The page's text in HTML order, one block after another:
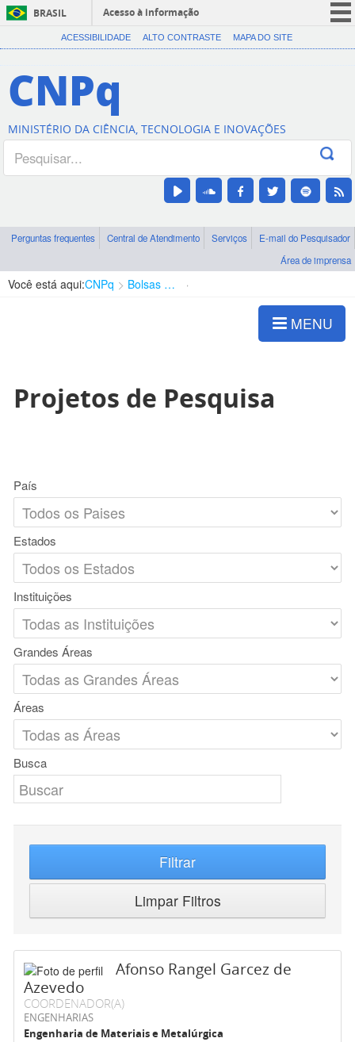
BRASIL
Acesso à informação
CORONAVÍRUS (COVID-19)
Canais
ACESSIBILIDADE ALTO CONTRASTE MAPA DO SITE
CNPq
MINISTÉRIO DA CIÊNCIA, TECNOLOGIA E INOVAÇÕES
Perguntas frequentes Central de Atendimento Serviços
E-mail do Pesquisador
Área de imprensa
Você está aqui:CNPq Bolsas e Auxílios Vigentes
MENU
Projetos de Pesquisa
País
Estados
Instituições
Grandes Áreas
Áreas
Busca
Filtrar
Limpar Filtros
Afonso Rangel Garcez de
Azevedo
COORDENADOR(A)
ENGENHARIAS
Engenharia de Materiais e Metalúrgica